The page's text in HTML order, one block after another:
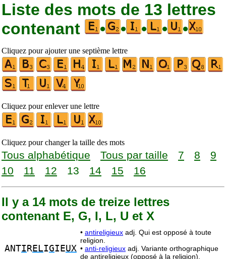
Liste des mots de 13 lettres
contenant
• • • • •
Cliquez pour ajouter une septième lettre
Cliquez pour enlever une lettre
Cliquez pour changer la taille des mots
Tous alphabétique Tous par taille 7 8
9
10
11 12 13 14 15 16
Il y a 14 mots de treize lettres
contenant E, G, I, L, U et X
ANTI RELIGIEUX
• antireligieux adj. Qui est opposé à toute
religion.
• anti-religieux adj. Variante orthographique
de antireligieux (opposé à la religion).